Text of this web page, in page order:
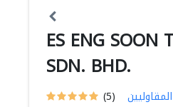
ES ENG SOON
SDN. BHD.
(5)